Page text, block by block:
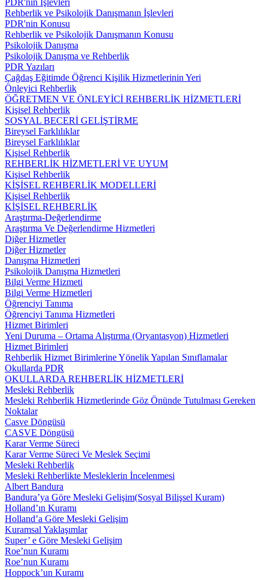
PDR'nin İşlevleri
Rehberlik ve Psikolojik Danışmanın İşlevleri
PDR'nin Konusu
Rehberlik ve Psikolojik Danışmanın Konusu
Psikolojik Danışma
Psikolojik Danışma ve Rehberlik
PDR Yazıları
Çağdaş Eğitimde Öğrenci Kişilik Hizmetlerinin Yeri
Önleyici Rehberlik
ÖĞRETMEN VE ÖNLEYİCİ REHBERLİK HİZMETLERİ
Kişisel Rehberlik
SOSYAL BECERİ GELİŞTİRME
Bireysel Farklılıklar
Bireysel Farklılıklar
Kişisel Rehberlik
REHBERLİK HİZMETLERİ VE UYUM
Kişisel Rehberlik
KİŞİSEL REHBERLİK MODELLERİ
Kişisel Rehberlik
KİŞİSEL REHBERLİK
Araştırma-Değerlendirme
Araştırma Ve Değerlendirme Hizmetleri
Diğer Hizmetler
Diğer Hizmetler
Danışma Hizmetleri
Psikolojik Danışma Hizmetleri
Bilgi Verme Hizmeti
Bilgi Verme Hizmetleri
Öğrenciyi Tanıma
Öğrenciyi Tanıma Hizmetleri
Hizmet Birimleri
Yeni Duruma – Ortama Alıştırma (Oryantasyon) Hizmetleri
Hizmet Birimleri
Rehberlik Hizmet Birimlerine Yönelik Yapılan Sınıflamalar
Okullarda PDR
OKULLARDA REHBERLİK HİZMETLERİ
Mesleki Rehberlik
Mesleki Rehberlik Hizmetlerinde Göz Önünde Tutulması Gereken
Noktalar
Casve Döngüsü
CASVE Döngüsü
Karar Verme Süreci
Karar Verme Süreci Ve Meslek Seçimi
Mesleki Rehberlik
Mesleki Rehberlikte Mesleklerin İncelenmesi
Albert Bandura
Bandura’ya Göre Mesleki Gelişim(Sosyal Bilişsel Kuram)
Holland’ın Kuramı
Holland’a Göre Mesleki Gelişim
Kuramsal Yaklaşımlar
Super’ e Göre Mesleki Gelişim
Roe’nun Kuramı
Roe’nun Kuramı
Hoppock’un Kuramı